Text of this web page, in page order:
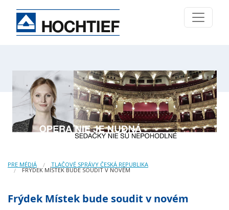
PRE MÉDIÁ TLAČOVÉ SPRÁVY ČESKÁ REPUBLIKA
FRÝDEK MÍSTEK BUDE SOUDIT V NOVÉM
Frýdek Místek bude soudit v novém